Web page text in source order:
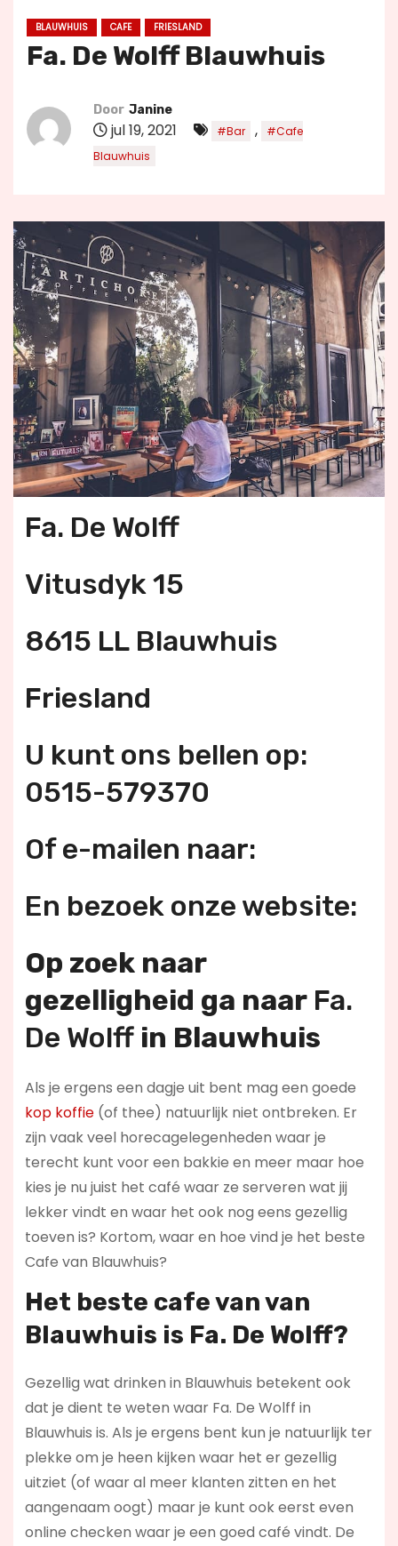
BLAUWHUIS CAFE FRIESLAND
Fa. De Wolff Blauwhuis
Door Janine
jul 19, 2021 #Bar ,
#Cafe
Blauwhuis
Fa. De Wolff
Vitusdyk 15
8615 LL Blauwhuis
Friesland
U kunt ons bellen op:
0515-579370
Of e-mailen naar:
En bezoek onze website:
Op zoek naar
gezelligheid ga naar Fa.
De Wolffin Blauwhuis
Als je ergens een dagje uit bent mag een goede
kop koffie(of thee) natuurlijk niet ontbreken. Er
zijn vaak veel horecagelegenheden waar je
terecht kunt voor een bakkie en meer maar hoe
kies je nu juist het café waar ze serveren wat jij
lekker vindt en waar het ook nog eens gezellig
toeven is? Kortom, waar en hoe vind je het beste
Cafe van Blauwhuis?
Het beste cafe van van
Blauwhuis is Fa. De Wolff?
Gezellig wat drinken in Blauwhuis betekent ook
dat je dient te weten waar Fa. De Wolff in
Blauwhuis is. Als je ergens bent kun je natuurlijk ter
plekke om je heen kijken waar het er gezellig
uitziet (of waar al meer klanten zitten en het
aangenaam oogt) maar je kunt ook eerst even
online checken waar je een goed café vindt. De